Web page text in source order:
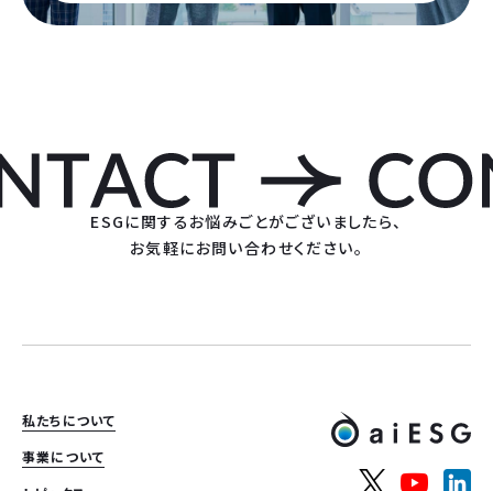
ESGに関するお悩みごとがございましたら、
お気軽にお問い合わせください。
私たちについて
事業について